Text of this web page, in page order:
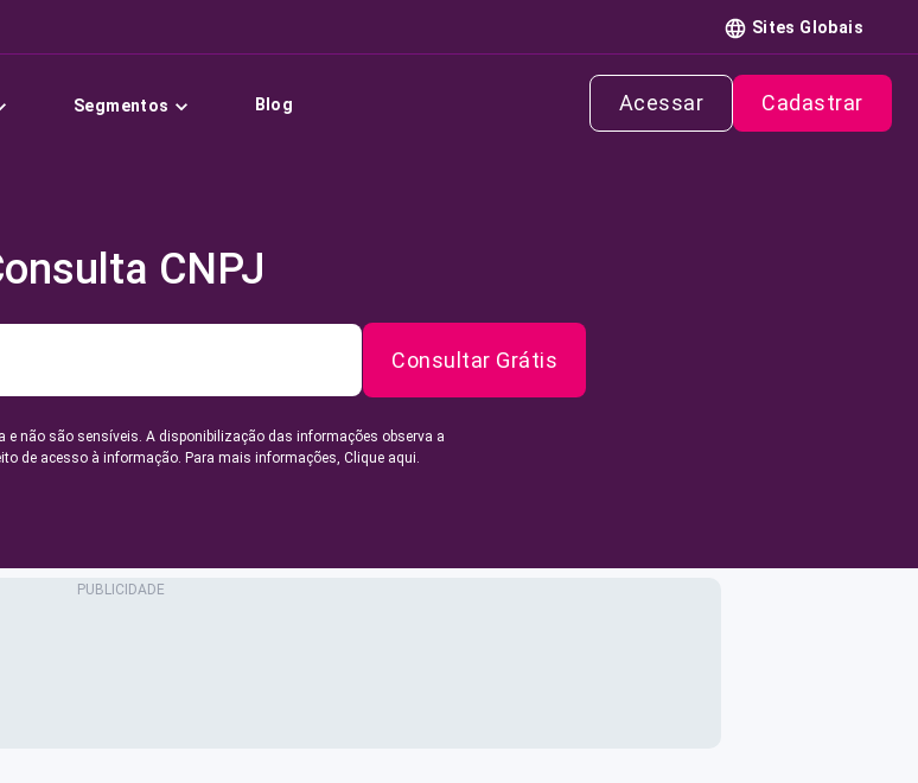
Sites Globais
Segmentos Blog Acessar Cadastrar
CNPJ
Consultar Grátis
e não são sensíveis. A disponibilização das informações observa a
de acesso à informação. Para mais informações, Clique aqui.